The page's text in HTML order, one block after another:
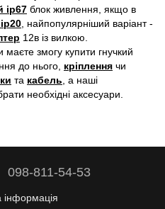
ір67 блок живлення, якщо в
, найпопулярніший варіант -
12в із вилкою.
змогу купити гнучкий
до нього, кріплення чи
та кабель , а наші
необхідні аксесуари.
098-811-54-53
інформація